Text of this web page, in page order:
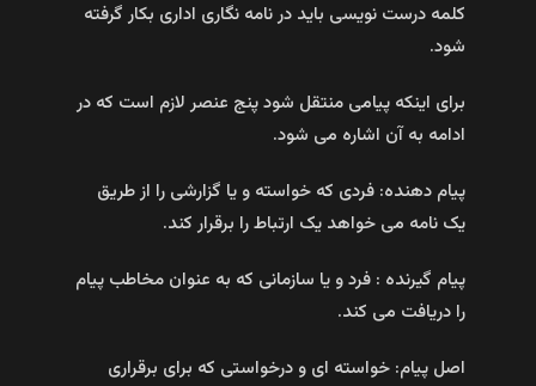
کلمه درست نویسی باید در نامه نگاری اداری بکار گرفته
شود.
برای اینکه پیامی منتقل شود پنج عنصر لازم است که در
ادامه به آن اشاره می شود.
پیام دهنده: فردی که خواسته و یا گزارشی را از طریق
یک نامه می خواهد یک ارتباط را برقرار کند.
پیام گیرنده : فرد و یا سازمانی که به عنوان مخاطب پیام
را دریافت می کند.
اصل پیام: خواسته ای و درخواستی که برای برقراری